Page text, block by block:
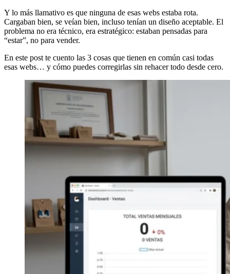
Y lo más llamativo es que ninguna de esas webs estaba rota.
Cargaban bien, se veían bien, incluso tenían un diseño aceptable. El
problema no era técnico, era estratégico: estaban pensadas para
“estar”, no para vender.
En este post te cuento las 3 cosas que tienen en común casi todas
esas webs… y cómo puedes corregirlas sin rehacer todo desde cero.